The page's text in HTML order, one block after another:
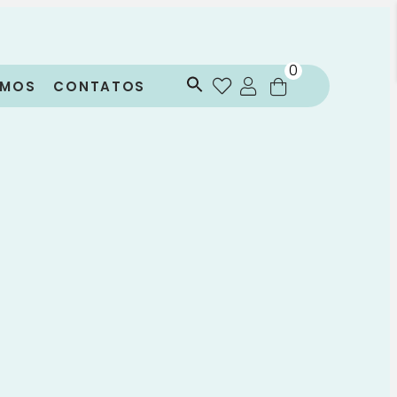
CONTATOS
0